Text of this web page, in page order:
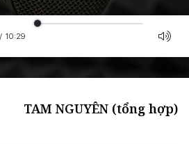
/ 10:29
TAM NGUYÊN (tổng hợp)